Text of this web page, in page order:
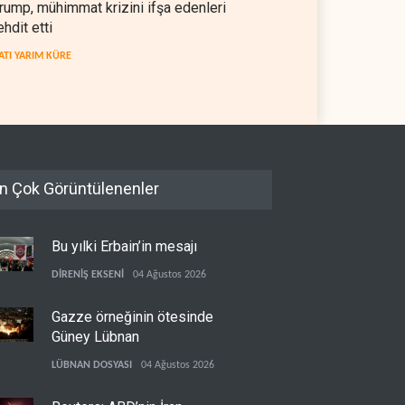
mühimmat krizini ifşa edenleri
etti
YARIM KÜRE
Çok Görüntülenenler
Bu yılki Erbain’in mesajı
DİRENİŞ EKSENİ 04 Ağustos 2026
Gazze örneğinin ötesinde
Güney Lübnan
LÜBNAN DOSYASI 04 Ağustos 2026